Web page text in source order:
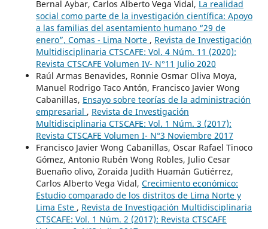
Bernal Aybar, Carlos Alberto Vega Vidal, La realidad
social como parte de la investigación científica: Apoyo
a las familias del asentamiento humano “29 de
enero”, Comas - Lima Norte , Revista de Investigación
Multidisciplinaria CTSCAFE: Vol. 4 Núm. 11 (2020):
Revista CTSCAFE Volumen IV- N°11 Julio 2020
Raúl Armas Benavides, Ronnie Osmar Oliva Moya,
Manuel Rodrigo Taco Antón, Francisco Javier Wong
Cabanillas, Ensayo sobre teorías de la administración
empresarial , Revista de Investigación
Multidisciplinaria CTSCAFE: Vol. 1 Núm. 3 (2017):
Revista CTSCAFE Volumen I- N°3 Noviembre 2017
Francisco Javier Wong Cabanillas, Oscar Rafael Tinoco
Gómez, Antonio Rubén Wong Robles, Julio Cesar
Buenaño olivo, Zoraida Judith Huamán Gutiérrez,
Carlos Alberto Vega Vidal, Crecimiento económico:
Estudio comparado de los distritos de Lima Norte y
Lima Este , Revista de Investigación Multidisciplinaria
CTSCAFE: Vol. 1 Núm. 2 (2017): Revista CTSCAFE